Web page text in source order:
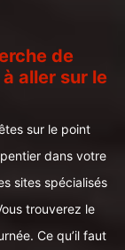
de
aller sur le
sur le point
dans votre
sites spécialisés
trouverez le
Ce qu’il faut